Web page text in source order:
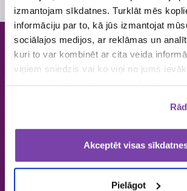
izmantojam sīkdatnes. Turklāt mēs
informāciju par to, kā jūs izmantojat
sociālajos medijos, ar reklāmas un
kuri to var kombinēt ar cita veida
viņiem sniedzis vai ko viņi no jums
Akceptēt visas
Pielāgot
Cilvēkiem patīk piedalīties
un mums tās
1858 149 643
laimētājus